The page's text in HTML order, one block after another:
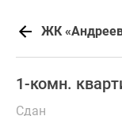
ЖК
1-комн.
Сдан